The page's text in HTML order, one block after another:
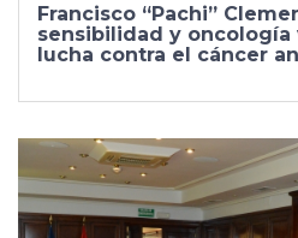
Francisco “Pachi”
sensibilidad y oncología
lucha contra el cáncer